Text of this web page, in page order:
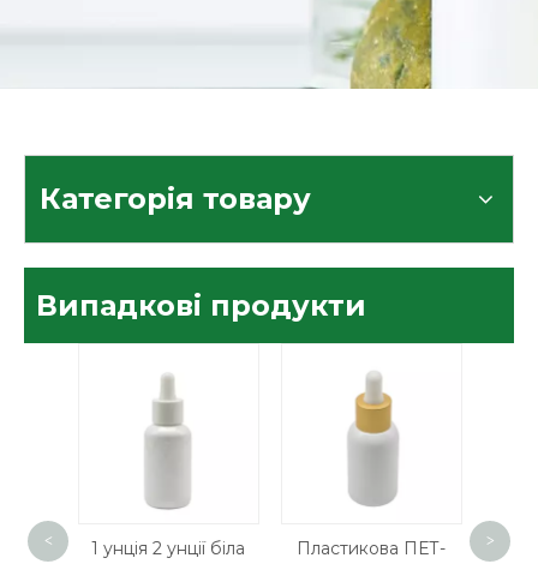
Категорія товару
Випадкові продукти
1 унція 2 унції біла
Пластикова ПЕТ-
< >